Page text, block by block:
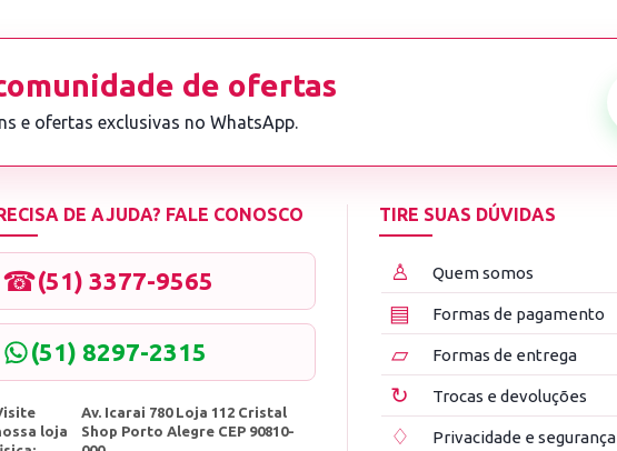
de ofertas
e ofertas exclusivas no WhatsApp.
DE AJUDA? FALE CONOSCO
☎(51) 3377-9565
(51) 8297-2315
loja
Av. Icarai 780 Loja 112 Cristal
Shop Porto Alegre CEP 90810-
TIRE SUAS DÚVIDAS
♙ Quem somos
▤ Formas de pagamento
▱ Formas de entrega
↻ Trocas e devoluções
♢ Privacidade e segurança